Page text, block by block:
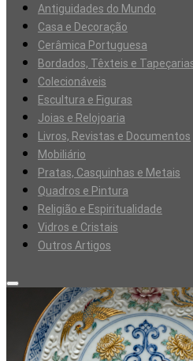
Antiguidades do Mundo
Casa e Decoração
Cerâmica Portuguesa
Bordados, Têxteis e
Colecionáveis
Escultura e Figuras
Joias e Relojoaria
Livros, Revistas e Documentos
Mobiliário
Pratas, Casquinhas e Metais
Quadros e Pintura
Religião e Espiritualidade
Vidros e Cristais
Outros Artigos